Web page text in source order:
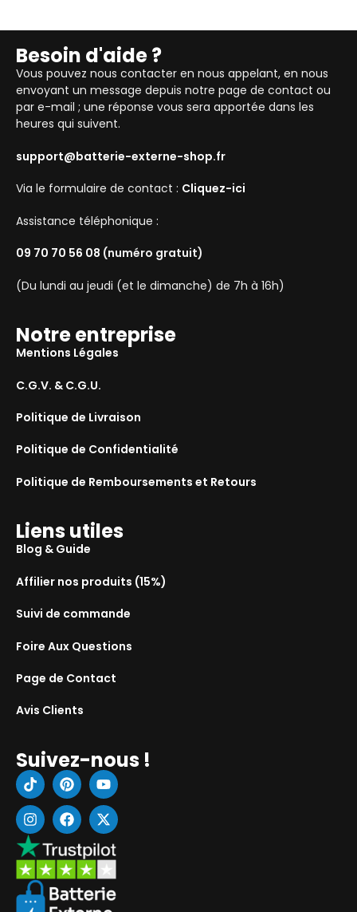
Besoin d'aide ?
Vous pouvez nous contacter en nous appelant, en nous
envoyant un message depuis notre page de contact ou
par e-mail ; une réponse vous sera apportée dans les
heures qui suivent.
support@batterie-externe-shop.fr
Via le formulaire de contact : Cliquez-ici
Assistance téléphonique :
09 70 70 56 08 (numéro gratuit)
(Du lundi au jeudi (et le dimanche) de 7h à 16h)
Notre entreprise
Mentions Légales
C.G.V. & C.G.U.
Politique de Livraison
Politique de Confidentialité
Politique de Remboursements et Retours
Liens utiles
Blog & Guide
Affilier nos produits (15%)
Suivi de commande
Foire Aux Questions
Page de Contact
Avis Clients
Suivez-nous !